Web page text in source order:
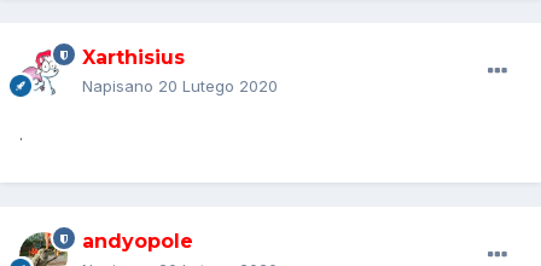
Xarthisius
Napisano 20 Lutego 2020
.
andyopole